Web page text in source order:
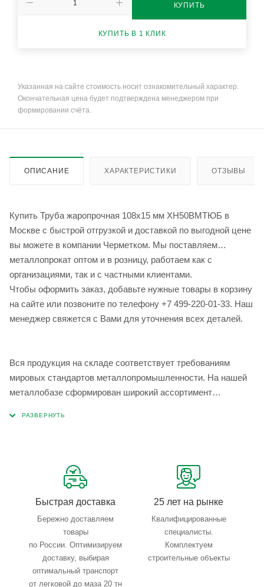
КУПИТЬ
КУПИТЬ В 1 КЛИК
Указанная на сайте стоимость носит ознакомительный характер.
Окончательная цена будет подтверждена менеджером при
формировании счёта.
ОПИСАНИЕ ХАРАКТЕРИСТИКИ ОТЗЫВЫ
Купить Труба жаропрочная 108х15 мм ХН50ВМТЮБ в
Москве с быстрой отгрузкой и доставкой по выгодной цене
вы можете в компании Черметком. Мы поставляем
металлопрокат оптом и в розницу, работаем как с
организациями, так и с частными клиентами.
Чтобы оформить заказ, добавьте нужные товары в корзину
на сайте или позвоните по телефону +7 499-220-01-33. Наш
менеджер свяжется с Вами для уточнения всех деталей.
Вся продукция на складе соответствует требованиям
мировых стандартов металлопромышленности. На нашей
металлобазе сформирован широкий ассортимент
Быстрая доставка
Бережно доставляем
товары
по России. Оптимизируем
доставку, выбирая
оптимальный транспорт
от легковой до маза 20 тн
25 лет на рынке
Квалифицированные
специалисты.
Комплектуем
строительные объекты